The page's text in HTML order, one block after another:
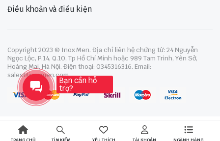
Điều khoản và điều kiện
Copyright 2023 © Inox Men. Địa chỉ liên hệ chứng từ: 24 Nguyễn
Ngọc Lộc, P.14, Q.10, Tp Hồ Chí Minh hoặc 989 Tam Trinh, Yên Sở,
Hoàng Mai, Hà Nội. Điện thoại: 0345316316. Email:
sales@inoxmen.com
Bạn cần hỗ
trợ?
TRANG CHỦ YÊU THÍCH TÀI KHOẢN NGÀNH HÀNG